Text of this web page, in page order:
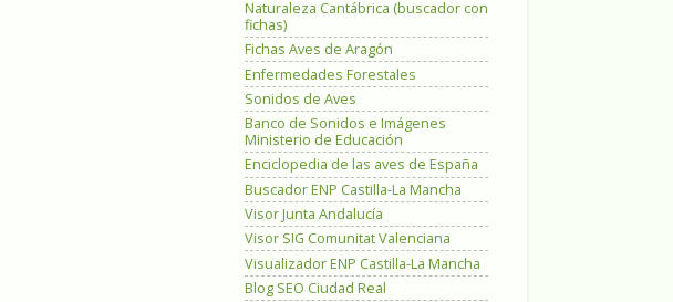
Naturaleza Cantábrica (buscador con
fichas)
Fichas Aves de Aragón
Enfermedades Forestales
Sonidos de Aves
Banco de Sonidos e Imágenes
Ministerio de Educación
Enciclopedia de las aves de España
Buscador ENP Castilla-La Mancha
Visor Junta Andalucía
Visor SIG Comunitat Valenciana
Visualizador ENP Castilla-La Mancha
Blog SEO Ciudad Real